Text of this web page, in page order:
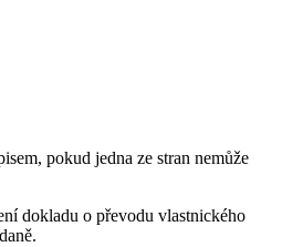
pokud jedna ze stran nemůže
dokladu o převodu vlastnického